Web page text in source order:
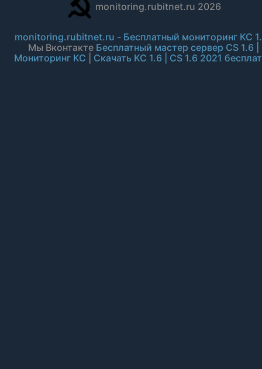
monitoring.rubitnet.ru 2026
monitoring.rubitnet.ru - Бесплатный мониторинг КС
Мы Вконтакте Бесплатный мастер сервер CS 1.6 |
Мониторинг КС
Скачать КС 1.6 | CS 1.6 2021